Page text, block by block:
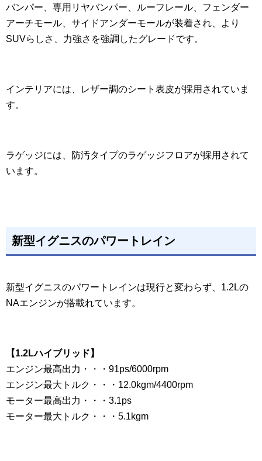
バンパー、専用リヤバンパー、ルーフレール、フェンダー
アーチモール、サイドアンダーモールが装着され、より
SUVらしさ、力強さを強調したグレードです。
インテリアには、レザー調のシート表皮が採用されていま
す。
ラゲッジには、防汚タイプのラゲッジフロアが採用されて
います。
新型イグニスのパワートレイン
新型イグニスのパワートレインは現行と変わらず、1.2Lの
NAエンジンが搭載れています。
【1.2Lハイブリッド】
エンジン最高出力・・・91ps/6000rpm
エンジン最大トルク・・・12.0kgm/4400rpm
モーター最高出力・・・3.1ps
モーター最大トルク・・・5.1kgm